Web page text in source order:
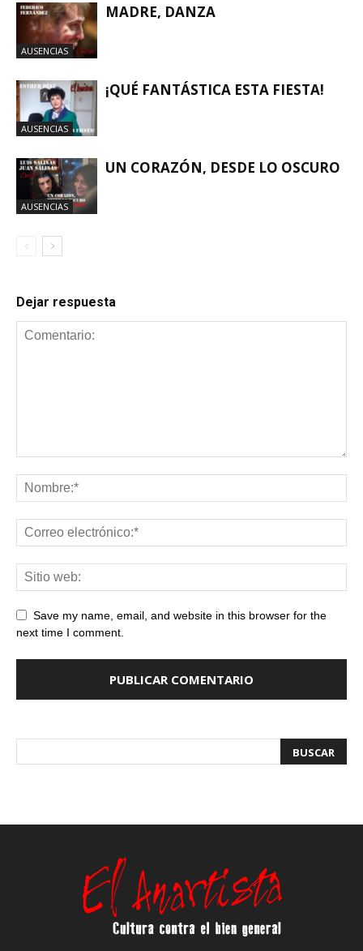
AUSENCIAS
MADRE, DANZA
AUSENCIAS
¡QUÉ FANTÁSTICA ESTA FIESTA!
AUSENCIAS
UN CORAZÓN, DESDE LO OSCURO
Dejar respuesta
Save my name, email, and website in this browser for the
next time I comment.